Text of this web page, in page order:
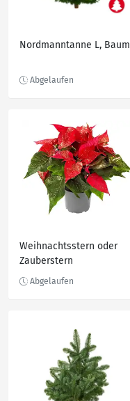
Nordmanntanne L, Baum
Weihnachtsstern oder
Zauberstern